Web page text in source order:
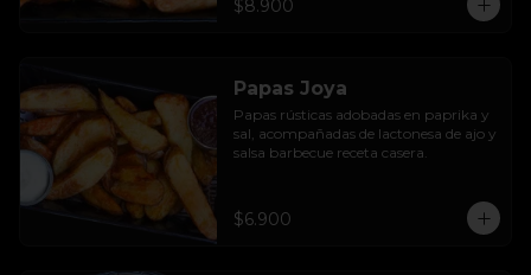
$8.900
Papas Joya
Papas rústicas adobadas en paprika y
sal, acompañadas de lactonesa de ajo y
salsa barbecue receta casera.
$6.900